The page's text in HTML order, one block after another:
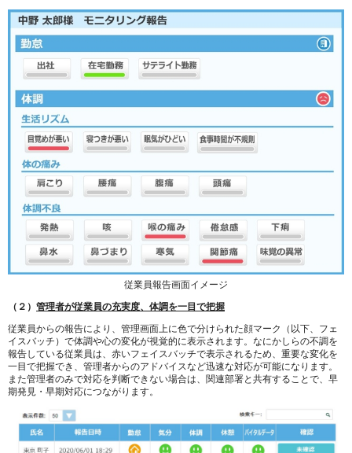
従業員報告画面イメージ
（２） 管理者が従業員の充実度、体調を一目で把握
従業員からの報告により、管理画面上に色で分けられた顔マーク（以下、フェ
イスバッチ）で体調や心の変化が視覚的に表示されます。なにかしらの不調を
報告している従業員は、赤いフェイスバッチで表示されるため、重要な変化を
一目で把握でき、管理者からのアドバイスなど迅速な対応が可能になります。
また管理者のみで対応を判断できない場合は、関連部署と共有することで、早
期発見・早期対応につながります。